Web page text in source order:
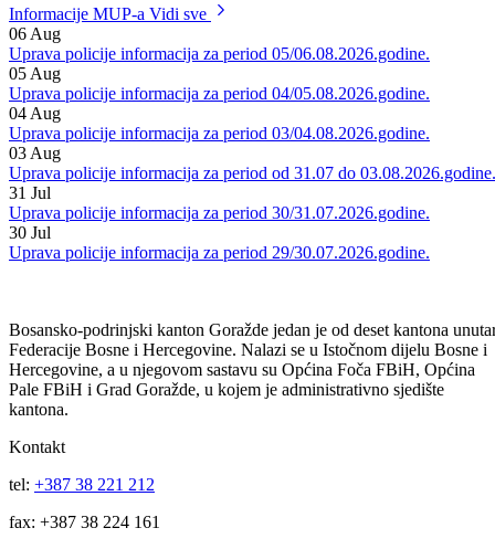
opojnih droga” iz člana 239. stav 3. KZ F BiH, protiv jednog lica iz
Goražda.
Informacije MUP-a
06Aug
Uprava policije informacija za period 05/06.08.2026.godine.
05Aug
Uprava policije informacija za period 04/05.08.2026.godine.
04Aug
Uprava policije informacija za period 03/04.08.2026.godine.
03Aug
Uprava policije informacija za period od 31.07 do 03.08.2026.godine.
31 Jul